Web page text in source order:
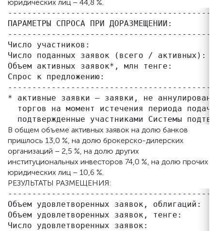
юридических лиц – 44,8 %.
ПАРАМЕТРЫ СПРОСА ПРИ ДОРАЗМЕЩЕНИИ:
Число участников:
Число поданных заявок (всего /
Объем активных заявок*, млн тенге:
Спрос к предложению:
* активные заявки – заявки, не
торгов на момент истечения периода
В общем объеме активных заявок на долю банков
пришлось 13,0 %, на долю брокерско-дилерских
организаций – 2,5 %, на долю других
институциональных инвесторов 74,0 %, на долю прочих
юридических лиц – 10,6 %.
РЕЗУЛЬТАТЫ РАЗМЕЩЕНИЯ:
Объем удовлетворенных заявок,
Объем удовлетворенных заявок, тенге:
Число удовлетворенных заявок: